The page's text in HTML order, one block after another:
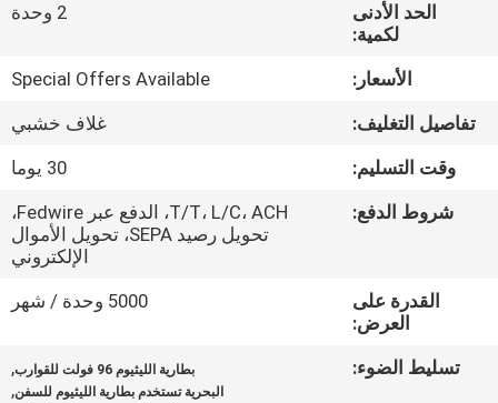
الجودة
اتصل
خريطة
الموقع
الحد الأدنى
لكمية:
2 وحدة
الأسعار:
Special Offers Available
تفاصيل التغليف:
غلاف خشبي
وقت التسليم:
30 يوما
شروط الدفع:
T/T، L/C، ACH، الدفع عبر Fedwire،
تحويل رصيد SEPA، تحويل الأموال
الإلكتروني
القدرة على
العرض:
5000 وحدة / شهر
تسليط الضوء: بطارية الليثيوم 96 فولت للقوارب ,
البحرية تستخدم بطارية الليثيوم للسفن,